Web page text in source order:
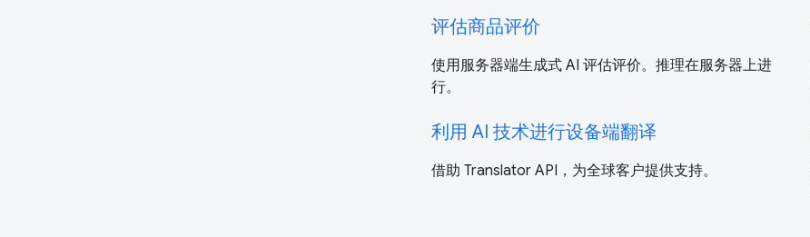
评估商品评价
使用服务器端生成式 AI 评估评价。推理在服务器上进
行。
利用 AI 技术进行设备端翻译
借助 Translator API，为全球客户提供支持。